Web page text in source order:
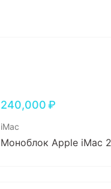
240,000₽
iMac
Моноблок Apple iMac